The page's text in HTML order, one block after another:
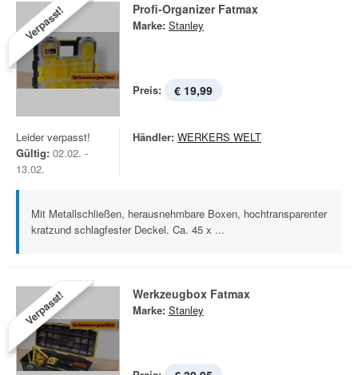
Verpasst! Profi-Organizer Fatmax
Marke: Stanley
Preis: € 19,99
Leider verpasst!
Gültig: 02.02. -
13.02.
Händler: WERKERS WELT
Mit Metallschließen, herausnehmbare Boxen, hochtransparenter
kratzund schlagfester Deckel. Ca. 45 x ...
Verpasst! Werkzeugbox Fatmax
Marke: Stanley